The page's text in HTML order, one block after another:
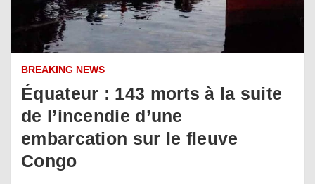
BREAKING NEWS
Équateur : 143 morts à la suite
de l’incendie d’une
embarcation sur le fleuve
Congo